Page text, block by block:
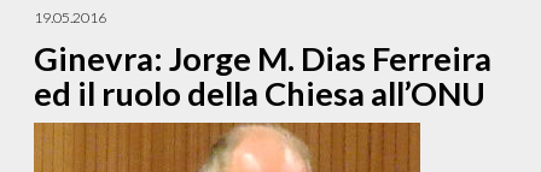
19.05.2016
Ginevra: Jorge M. Dias Ferreira
ed il ruolo della Chiesa all’ONU